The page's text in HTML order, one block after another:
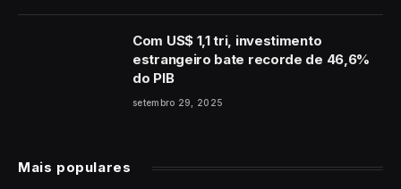
Com US$ 1,1 tri, investimento
estrangeiro bate recorde de 46,6%
do PIB
setembro 29, 2025
Mais populares